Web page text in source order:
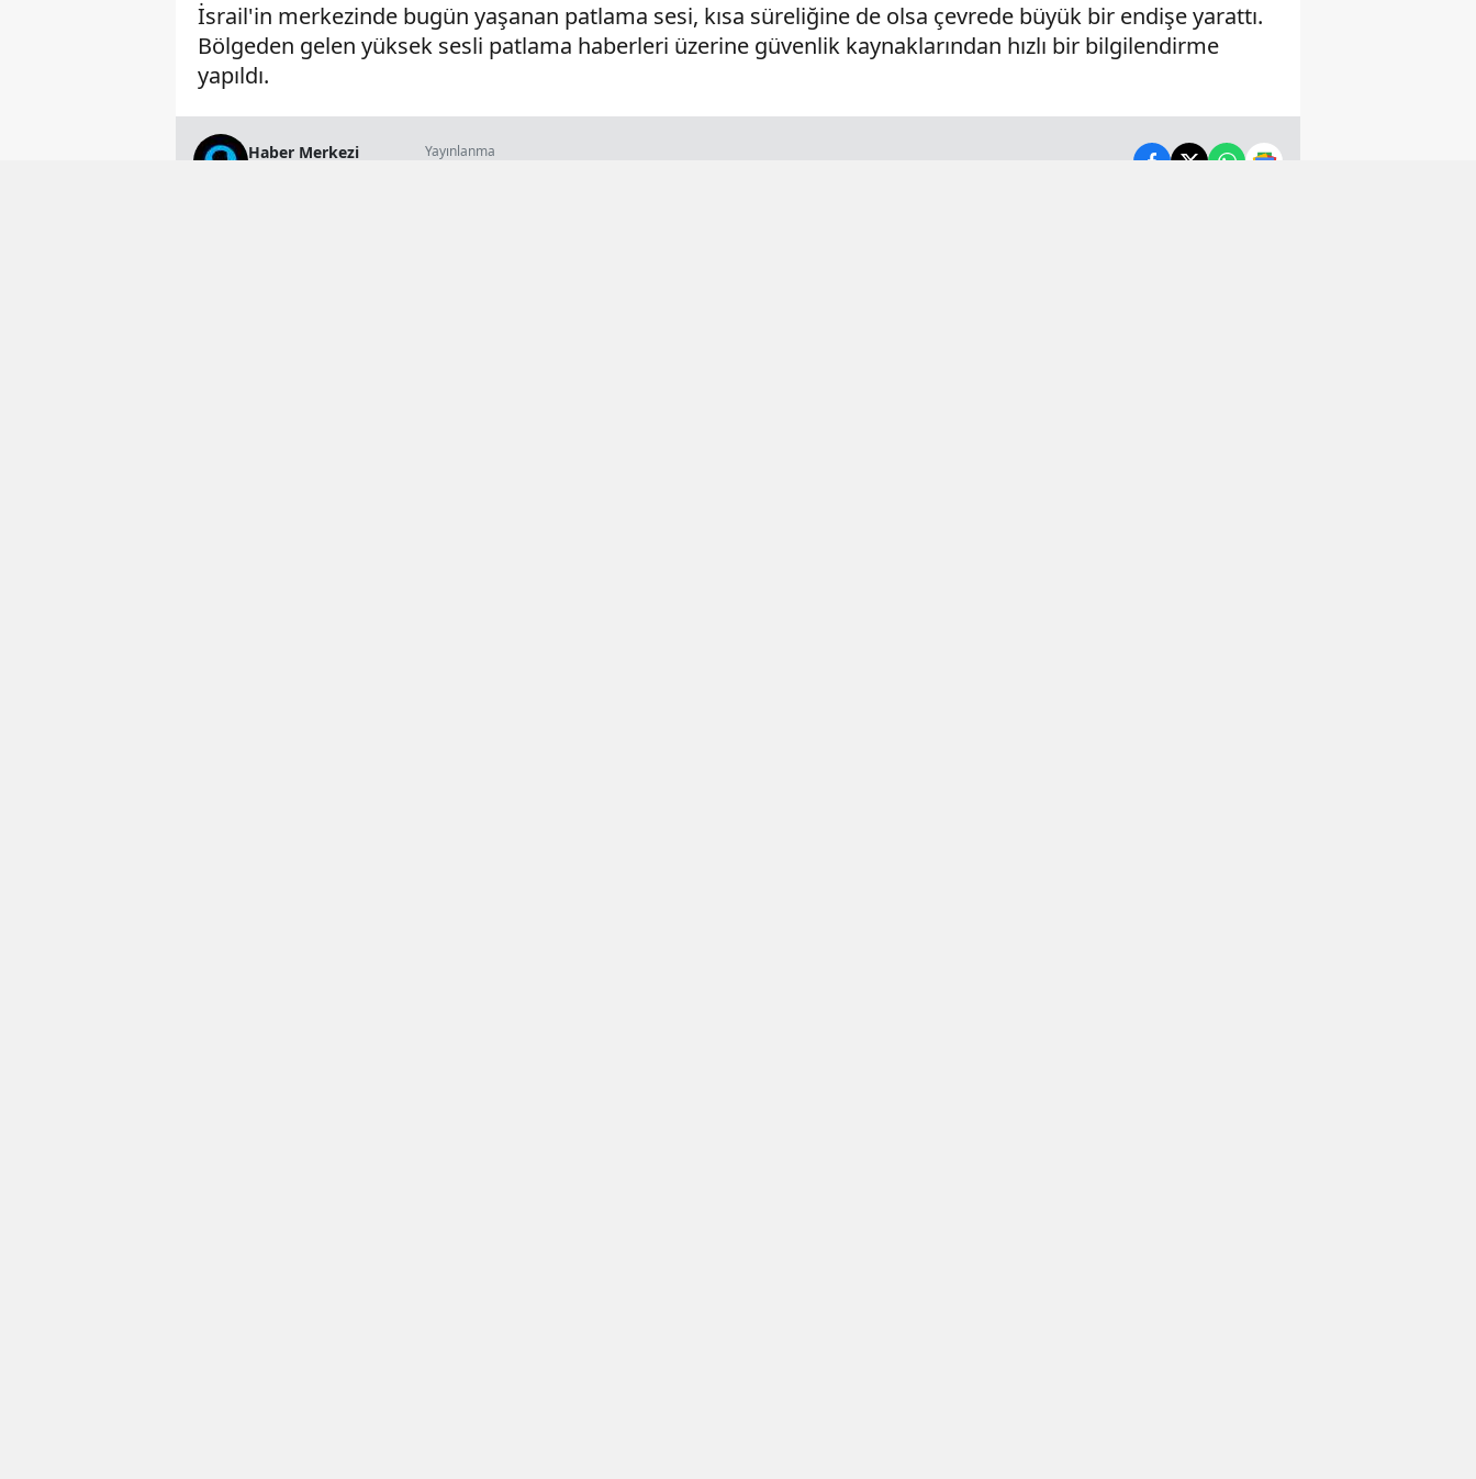
İsrail'in merkezinde bugün yaşanan patlama sesi, kısa süreliğine de olsa çevrede büyük bir endişe yarattı.
Bölgeden gelen yüksek sesli patlama haberleri üzerine güvenlik kaynaklarından hızlı bir bilgilendirme
yapıldı.
Haber Merkezi Yayınlanma